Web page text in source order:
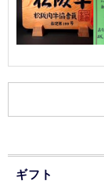
ギフト